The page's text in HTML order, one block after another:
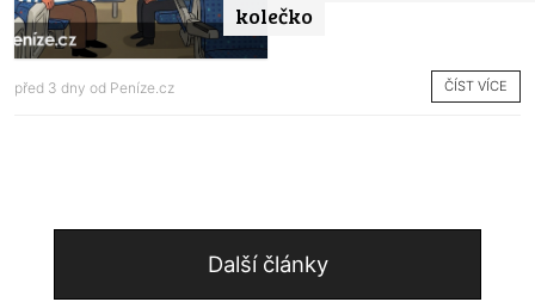
kolečko
před 3 dny od Peníze.cz ČÍST VÍCE
Další články